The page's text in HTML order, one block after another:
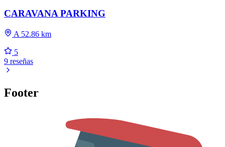
CARAVANA PARKING
A 52.86 km
5
9 reseñas
Footer